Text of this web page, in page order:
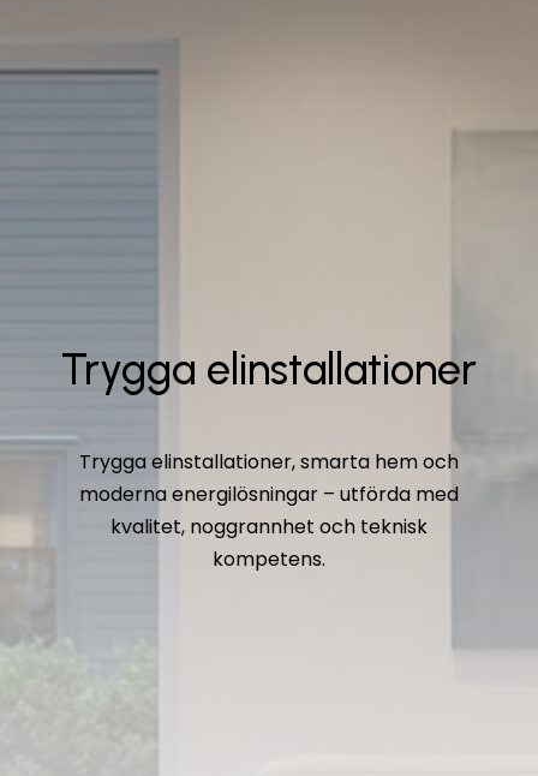
Trygga elinstallationer
Trygga elinstallationer, smarta hem och
moderna energilösningar – utförda med
kvalitet, noggrannhet och teknisk
kompetens.